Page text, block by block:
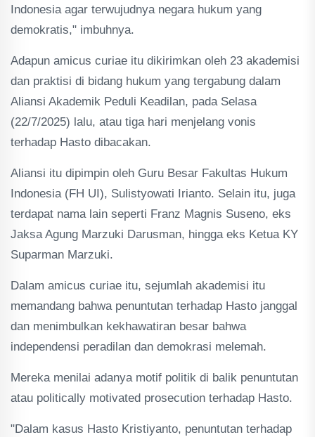
Indonesia agar terwujudnya negara hukum yang
demokratis," imbuhnya.
Adapun amicus curiae itu dikirimkan oleh 23 akademisi
dan praktisi di bidang hukum yang tergabung dalam
Aliansi Akademik Peduli Keadilan, pada Selasa
(22/7/2025) lalu, atau tiga hari menjelang vonis
terhadap Hasto dibacakan.
Aliansi itu dipimpin oleh Guru Besar Fakultas Hukum
Indonesia (FH UI), Sulistyowati Irianto. Selain itu, juga
terdapat nama lain seperti Franz Magnis Suseno, eks
Jaksa Agung Marzuki Darusman, hingga eks Ketua KY
Suparman Marzuki.
Dalam amicus curiae itu, sejumlah akademisi itu
memandang bahwa penuntutan terhadap Hasto janggal
dan menimbulkan kekhawatiran besar bahwa
independensi peradilan dan demokrasi melemah.
Mereka menilai adanya motif politik di balik penuntutan
atau politically motivated prosecution terhadap Hasto.
"Dalam kasus Hasto Kristiyanto, penuntutan terhadap